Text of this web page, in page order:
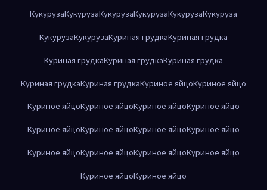
КукурузаКукурузаКукурузаКукурузаКукурузаКукуруза
КукурузаКукурузаКуриная грудкаКуриная грудка
Куриная грудкаКуриная грудкаКуриная грудка
Куриная грудкаКуриная грудкаКуриное яйцоКуриное яйцо
Куриное яйцоКуриное яйцоКуриное яйцоКуриное яйцо
Куриное яйцоКуриное яйцоКуриное яйцоКуриное яйцо
Куриное яйцоКуриное яйцоКуриное яйцоКуриное яйцо
Куриное яйцоКуриное яйцо